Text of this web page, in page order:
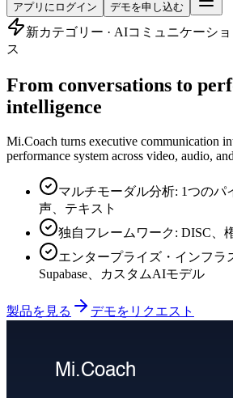
アプリにログイン デモを申し込む
新カテゴリー · AIコミュニケーシ
ス
From conversations to
intelligence
Mi.Coach turns executive communication
performance system across video, audio,
マルチモーダル分析: 1つのパ
声、テキスト
独自フレームワーク: DISC、
エンタープライズ・インフラ
Supabase、カスタムAIモデル
製品を見る デモをリクエスト